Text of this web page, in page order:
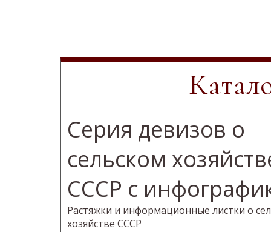
Серия девизов о
сельском
СССР с
Растяжки и информационные листки о
хозяйстве СССР